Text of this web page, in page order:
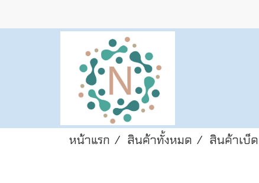
หน้าแรก สินค้าทั้งหมด สินค้าเบ็